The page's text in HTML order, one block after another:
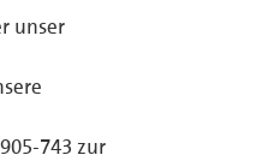
unser
743 zur